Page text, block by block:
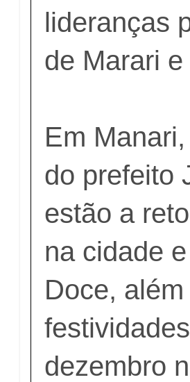
lideranças
de Marari
Em
do prefeito
estão a
na cidade
Doce,
dezembro